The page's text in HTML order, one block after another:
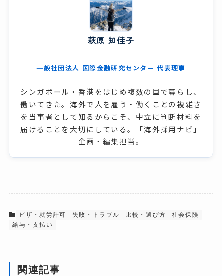
萩原 知佳子
一般社団法人 国際金融研究センター 代表理事
シンガポール・香港をはじめ複数の国で暮らし、
働いてきた。海外で人を雇う・働くことの複雑さ
を当事者として知るからこそ、中立に判断材料を
届けることを大切にしている。「海外採用ナビ」
企画・編集担当。
ビザ・就労許可 失敗・トラブル 比較・選び方
社会保険
給与・支払い
関連記事